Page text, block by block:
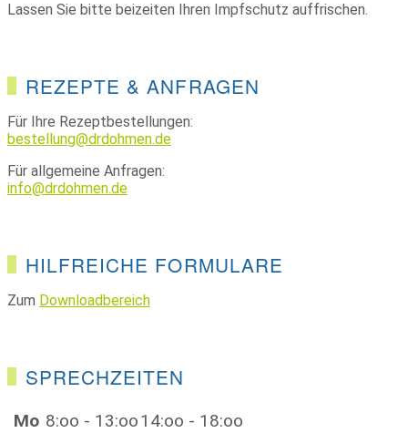
Lassen Sie bitte beizeiten Ihren Impfschutz auffrischen.
REZEPTE & ANFRAGEN
Für Ihre Rezeptbestellungen:
bestellung@drdohmen.de
Für allgemeine Anfragen:
info@drdohmen.de
HILFREICHE FORMULARE
Zum Downloadbereich
SPRECHZEITEN
Mo 8:oo - 13:oo14:oo - 18:oo